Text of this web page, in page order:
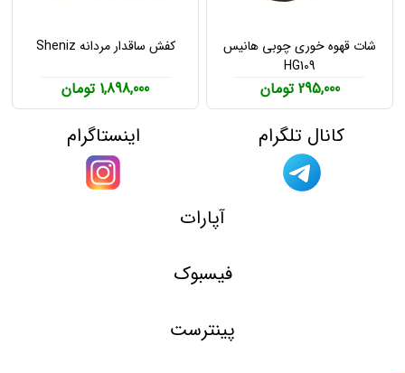
شات قهوه خوری چوبی هانیس
HG109
295,000 تومان
کفش ساقدار مردانه Sheniz
1,898,000 تومان
کانال تلگرام اینستاگرام
آپارات
فیسبوک
پینترست